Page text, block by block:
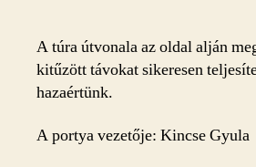
A túra útvonala az oldal alján
kitűzött távokat sikeresen
hazaértünk.
A portya vezetője: Kincse Gyula